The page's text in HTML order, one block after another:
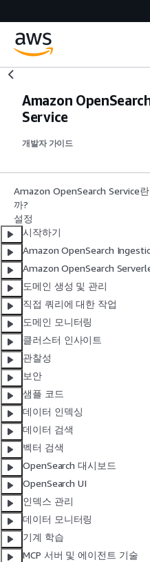
Amazon
Service
개발자 가이드
Amazon OpenSearch Service
까?
설정
시작하기
Amazon OpenSearch
Amazon OpenSearch
도메인 생성 및 관리
직접 쿼리에 대한 작업
도메인 모니터링
클러스터 인사이트
관찰성
보안
샘플 코드
데이터 인덱싱
데이터 검색
벡터 검색
OpenSearch 대시보드
OpenSearch UI
인덱스 관리
데이터 모니터링
기계 학습
MCP 서버 및 에이전트 기술